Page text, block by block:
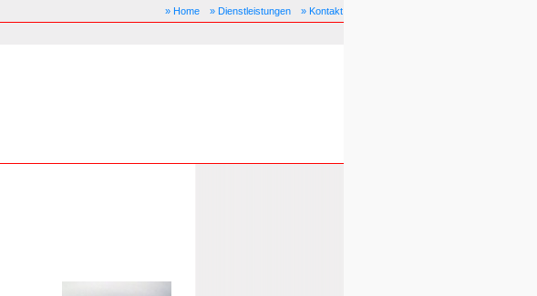
» Home » Dienstleistungen » Kontakt